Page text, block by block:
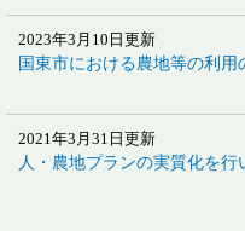
2023年3月10日更新
国東市における農地等の利
2021年3月31日更新
人・農地プランの実質化を行